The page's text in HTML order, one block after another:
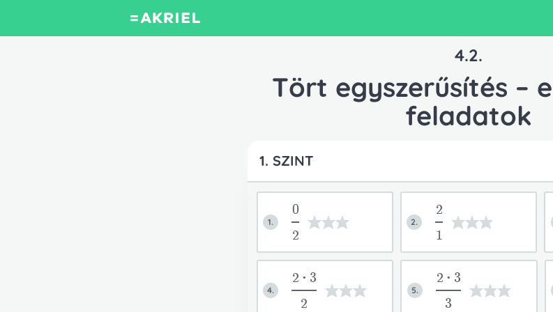
4.2.
Tört egyszerűsítés –
feladatok
1. SZINT
1.
0
2
2.
2
1
4.
2*3
2
5.
2*3
3